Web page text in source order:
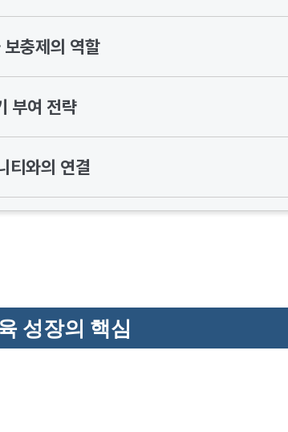
충제의 역할
부여 전략
티와의 연결
성장의 핵심